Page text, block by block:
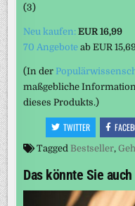
(3)
Neu kaufen:EUR 16,99
70 Angebote abEUR 15,69
(In der
maßgebliche
dieses Produkts.)
TWITTER
Tagged Bestseller,
Das könnte Sie